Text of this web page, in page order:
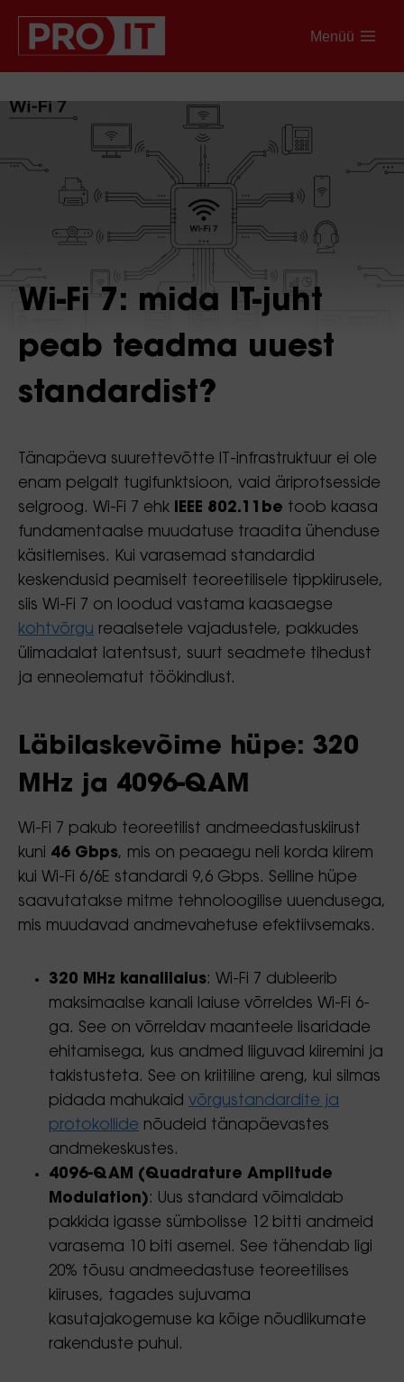
Menüü
Wi-Fi 7: mida IT-juht
peab teadma uuest
standardist?
Tänapäeva suurettevõtte IT-infrastruktuur ei ole
enam pelgalt tugifunktsioon, vaid äriprotsesside
selgroog. Wi-Fi 7 ehk
IEEE 802.11be toob kaasa
fundamentaalse muudatuse traadita ühenduse
käsitlemises. Kui varasemad standardid
keskendusid peamiselt teoreetilisele tippkiirusele,
siis Wi-Fi 7 on loodud vastama kaasaegse
kohtvõrgu reaalsetele vajadustele, pakkudes
ülimadalat latentsust, suurt seadmete tihedust
ja enneolematut töökindlust.
Läbilaskevõime hüpe: 320
MHz ja 4096-QAM
Wi-Fi 7 pakub teoreetilist andmeedastuskiirust
kuni 46 Gbps, mis on peaaegu neli korda kiirem
kui Wi-Fi 6/6E standardi 9,6 Gbps. Selline hüpe
saavutatakse mitme tehnoloogilise uuendusega,
mis muudavad andmevahetuse efektiivsemaks.
320 MHz kanalilaius: Wi-Fi 7 dubleerib
maksimaalse kanali laiuse võrreldes Wi-Fi 6-
ga. See on võrreldav maanteele lisaridade
ehitamisega, kus andmed liiguvad kiiremini ja
takistusteta. See on kriitiline areng, kui silmas
pidada mahukaid võrgustandardite ja
protokollide nõudeid tänapäevastes
andmekeskustes.
4096-QAM (Quadrature Amplitude
Modulation): Uus standard võimaldab
pakkida igasse sümbolisse 12 bitti andmeid
varasema 10 biti asemel. See tähendab ligi
20% tõusu andmeedastuse teoreetilises
kiiruses, tagades sujuvama
kasutajakogemuse ka kõige nõudlikumate
rakenduste puhul.